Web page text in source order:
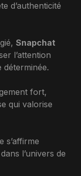
d’authenticité
Snapchat
l’attention
déterminée.
fort,
qui valorise
s’affirme
l’univers de